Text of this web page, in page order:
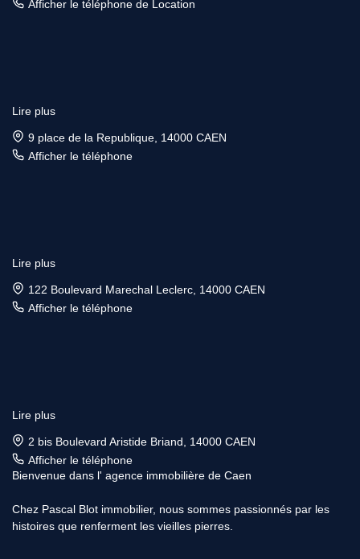
Afficher le téléphone de Location
Lire plus
9 place de la Republique, 14000 CAEN
Afficher le téléphone
Lire plus
122 Boulevard Marechal Leclerc, 14000 CAEN
Afficher le téléphone
Lire plus
2 bis Boulevard Aristide Briand, 14000 CAEN
Afficher le téléphone
Bienvenue dans l' agence immobilière de Caen
Chez Pascal Blot immobilier, nous sommes passionnés par les
histoires que renferment les vieilles pierres.